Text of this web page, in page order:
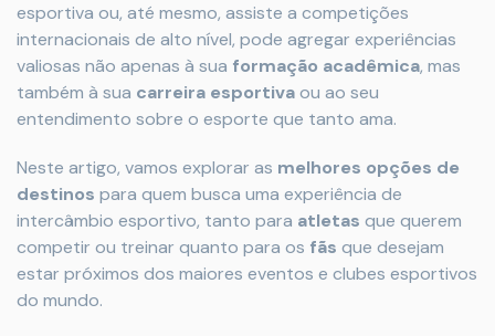
esportiva ou, até mesmo, assiste a competições
internacionais de alto nível, pode agregar experiências
valiosas não apenas à sua formação acadêmica, mas
também à sua carreira esportivaou ao seu
entendimento sobre o esporte que tanto ama.
Neste artigo, vamos explorar as melhores opções de
destinos para quem busca uma experiência de
intercâmbio esportivo, tanto para atletas que querem
competir ou treinar quanto para os fãs que desejam
estar próximos dos maiores eventos e clubes esportivos
do mundo.